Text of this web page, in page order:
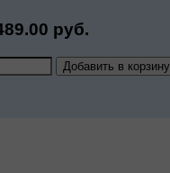
руб.
Добавить в корзину